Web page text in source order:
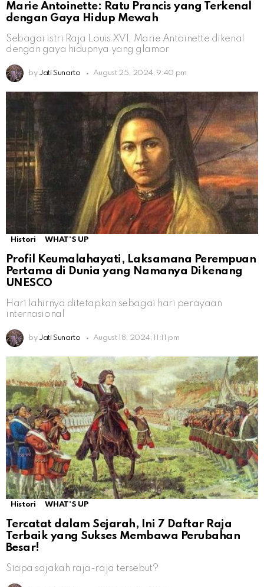
Marie Antoinette: Ratu Prancis yang Terkenal
dengan Gaya Hidup Mewah
Sebagai istri Raja Louis XVI, Marie Antoinette dikenal
dengan gaya hidupnya yang glamor
by Jati Sunarto August 25, 2024, 9:40 pm
Histori WHAT'S UP
Profil Keumalahayati, Laksamana Perempuan
Pertama di Dunia yang Namanya Dikenang
UNESCO
Hari lahirnya ditetapkan sebagai hari perayaan
internasional
by Jati Sunarto August 18, 2024, 11:11 pm
Histori WHAT'S UP
Tercatat dalam Sejarah, Ini 7 Daftar Raja
Terbaik yang Sukses Membawa Perubahan
Besar!
Siapa sajakah raja-raja tersebut?